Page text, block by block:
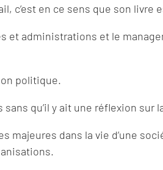
c’est en ce sens que son livre
et administrations et le
politique.
qu’il y ait une réflexion sur
majeures dans la vie d’une